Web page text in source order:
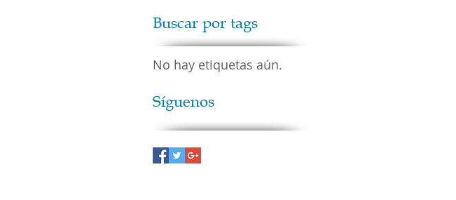
Buscar por tags
No hay etiquetas aún.
Síguenos